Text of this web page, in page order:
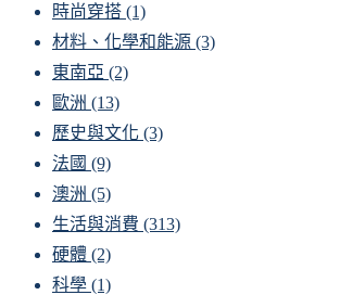
時尚穿搭 (1)
材料、化學和能源 (3)
東南亞 (2)
歐洲 (13)
歷史與文化 (3)
法國 (9)
澳洲 (5)
生活與消費 (313)
硬體 (2)
科學 (1)